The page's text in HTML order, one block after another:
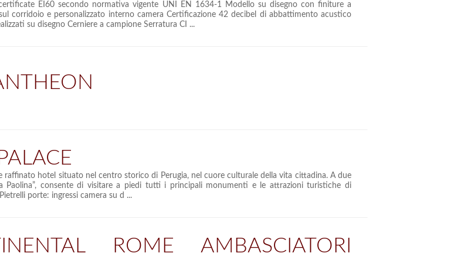
EI60 secondo normativa vigente UNI EN 1634-1 Modello su disegno con finiture a
corridoio e personalizzato interno camera Certificazione 42 decibel di abbattimento acustico
su disegno Cerniere a campione Serratura CI ...
e raffinato hotel situato nel centro storico di Perugia, nel cuore culturale della vita cittadina. A due
Paolina”, consente di visitare a piedi tutti i principali monumenti e le attrazioni turistiche di
porte: ingressi camera su d ...
ROME AMBASCIATORI